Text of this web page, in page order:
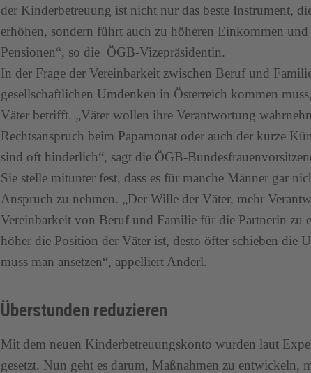
der Kinderbetreuung ist nicht nur das beste Instrument,
erhöhen, sondern führt auch zu höheren Einkommen
Pensionen“, so die ÖGB-Vizepräsidentin.
In der Frage der Vereinbarkeit zwischen Beruf und
gesellschaftlichen Umdenken in Österreich kommen
Väter betrifft. „Väter wollen ihre Verantwortung
Rechtsanspruch beim Papamonat oder auch der kurze
sind oft hinderlich“, sagt die ÖGB-
Sie stelle mitunter fest, dass es für manche Männer gar
Anspruch zu nehmen. „Der Wille der Väter, mehr
Vereinbarkeit von Beruf und Familie für die Partnerin zu
höher die Position der Väter ist, desto öfter schieben die
muss man ansetzen“, appelliert Anderl.
Überstunden reduzieren
Mit dem neuen Kinderbetreuungskonto wurden laut
gesetzt. Nun geht es darum, Maßnahmen zu entwickeln,